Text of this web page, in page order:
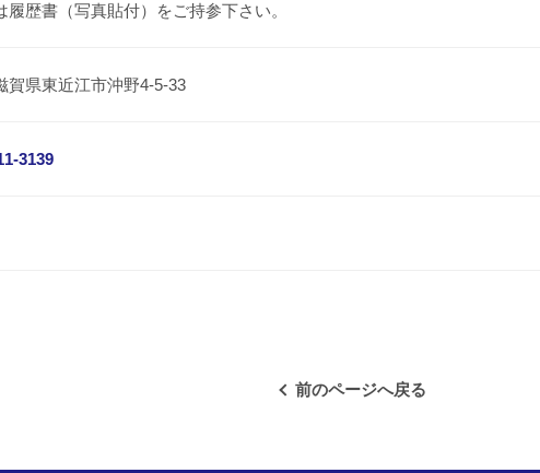
履歴書（写真貼付）をご持参下さい。
賀県東近江市沖野4-5-33
3139
前のページへ戻る